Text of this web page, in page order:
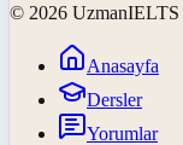
© 2026 UzmanIELTS
Anasayfa
Dersler
Yorumlar